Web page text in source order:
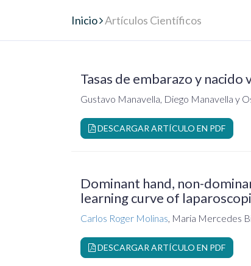
Inicio Artículos Científicos
Tasas de embarazo y
Gustavo Manavella, Diego Manavella y
DESCARGAR ARTÍCULO EN PDF
Dominant hand, non-
learning curve of
Carlos Roger Molinas, Maria Mercedes
DESCARGAR ARTÍCULO EN PDF